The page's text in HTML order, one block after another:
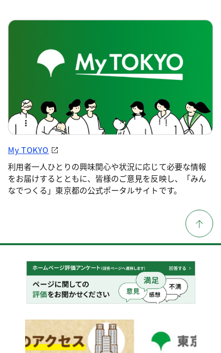
My TOKYO
利用者一人ひとりの興味関心や状況に応じて必要な情報
をお届けするとともに、皆様のご意見を反映し、「みん
なでつくる」東京都の公式ポータルサイトです。